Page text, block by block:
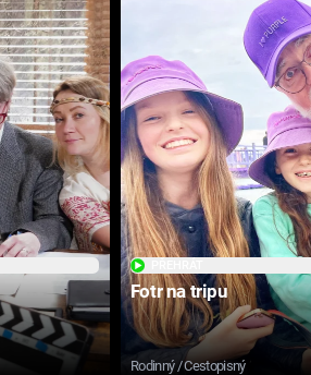
Fotr na tripu
Rodinný / Cestopisný